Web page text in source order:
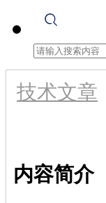
技术文章
内容简介